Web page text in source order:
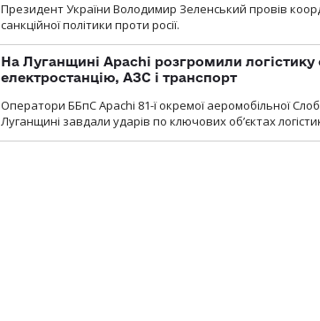
Президент України Володимир Зеленський провів
санкційної політики проти росії.
На Луганщині Apachi розгромили логістику
електростанцію, АЗС і транспорт
Оператори ББпС Apachi 81-ї окремої аеромобільної
Луганщині завдали ударів по ключових об’єктах